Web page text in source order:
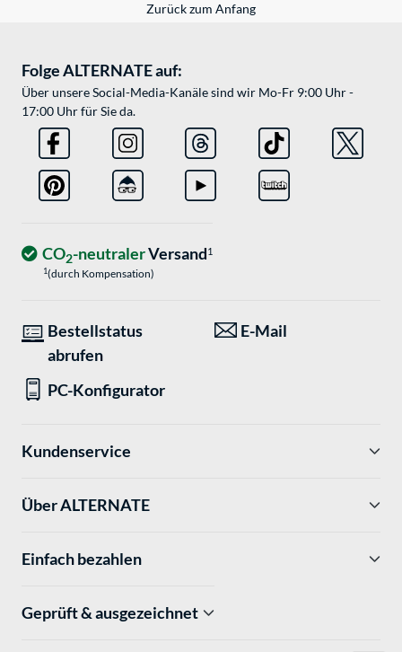
Zurück zum Anfang
Folge ALTERNATE auf:
Über unsere Social-Media-Kanäle sind wir Mo-Fr 9:00 Uhr -
17:00 Uhr für Sie da.
CO2-neutralerVersand1
1(durch Kompensation)
Bestellstatus
abrufen
E-Mail
PC-Konfigurator
Kundenservice
Über ALTERNATE
Einfach bezahlen
Geprüft & ausgezeichnet